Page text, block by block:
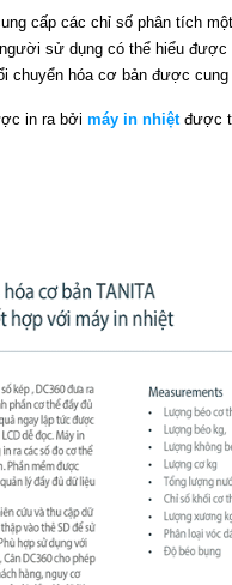
cấp các chỉ số phân tích
sử dụng có thể hiểu
chuyển hóa cơ bản được
in ra bởi máy in nhiệtđược